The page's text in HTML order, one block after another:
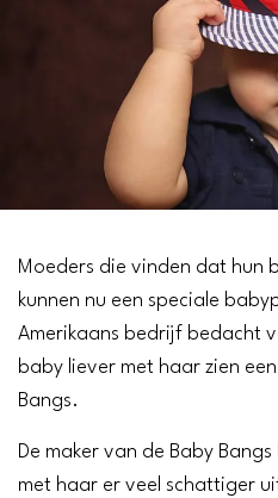
Moeders die vinden dat hun
kunnen nu een speciale
Amerikaans bedrijf bedacht
baby liever met haar zien
Bangs.
De maker van de Baby
met haar er veel schattiger